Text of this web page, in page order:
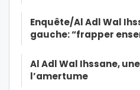
Enquête/Al Adl Wal
gauche: “frapper
Al Adl Wal Ihssane,
l’amertume